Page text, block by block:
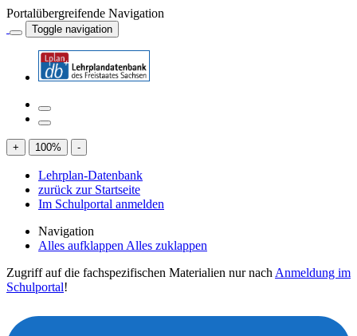
Portalübergreifende Navigation
Toggle navigation
+ 100% -
Lehrplan-Datenbank
zurück zur Startseite
Im Schulportal anmelden
Navigation
Alles aufklappen Alles zuklappen
Zugriff auf die fachspezifischen Materialien nur nach Anmeldung im
Schulportal!